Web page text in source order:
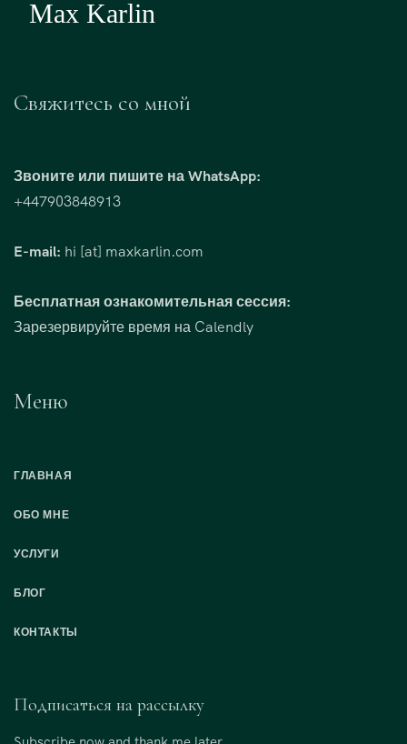
Свяжитесь со мной
Звоните или пишите на WhatsApp:
+447903848913
E-mail: hi [at] maxkarlin.com
Бесплатная ознакомительная сессия:
Зарезервируйте время на Calendly
Меню
ГЛАВНАЯ
ОБО МНЕ
УСЛУГИ
БЛОГ
КОНТАКТЫ
Подписаться на рассылку